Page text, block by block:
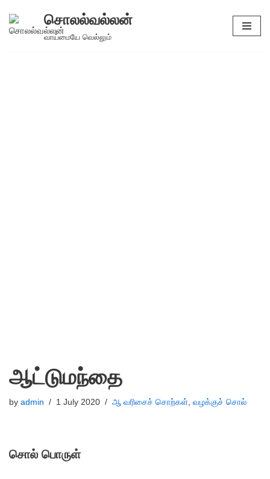
Skip
சொலல்வல்லன்
வாய்மையே வெல்லும்
ஆட்டுமந்தை
by admin 1 July 2020 ஆ வரிசைச் சொற்கள், வழக்குச் சொல்
சொல் பொருள்